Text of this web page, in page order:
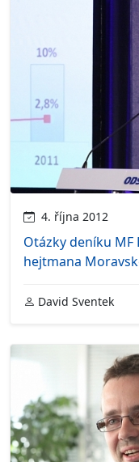
4. října 2012
Otázky deníku MF
hejtmana
David Sventek